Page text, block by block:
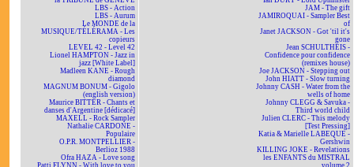
LBS - Action
LBS - Aurum
Le MONDE de la
MUSIQUE/TÉLÉRAMA - Les
copieurs
LEVEL 42 - Level 42
Lionel HAMPTON - Jazz in
jazz [White Label]
Madleen KANE - Rough
diamond
MAGNUM BONUM - Gigolo
(english version)
Maurice BITTER - Chants et
danses d'Argentine [dédicacé]
MAXELL - Rock Sampler
Nathalie CARDONE -
Populaire
O.P.R. MONTPELLIER -
Berlioz 1988
Ofra HAZA - Love song
Patti FLYNN - With love to you
JAM - The gift
JAMIROQUAI - Sampler Best
of
Janet JACKSON - Got 'til it's
gone
Jean SCHULTHEIS -
Confidence pour confidence
(remixes house)
Joe JACKSON - Stepping out
John HIATT - Slow turning
Johnny CASH - Water from the
wells of home
Johnny CLEGG & Savuka -
Third world child
Julien CLERC - This melody
[Test Pressing]
Katia & Marielle LABEQUE -
Gershwin
KILLING JOKE - Revelations
les ENFANTS du MISTRAL
volume 2